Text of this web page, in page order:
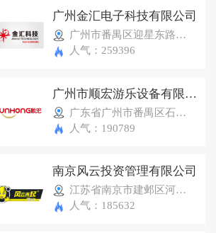
广州金汇电子科技有限公司
广州市番禺区迎星东路星力动漫产业园G33-35号 金汇科技
人气：259396
广州市顺宏游乐设备有限公司
广东省广州市番禺区石基镇新凌路13号
人气：190789
南京风云投资管理有限公司
江苏省南京市建邺区河西万达广场E座29F
人气：185632